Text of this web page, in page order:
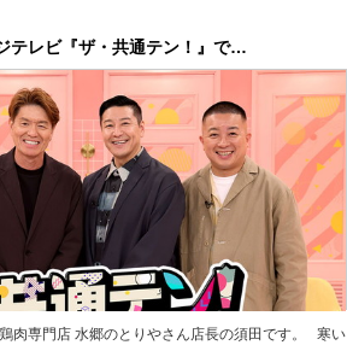
テレビ『ザ・共通テン！』で…
肉専門店 水郷のとりやさん店長の須田です。 寒い